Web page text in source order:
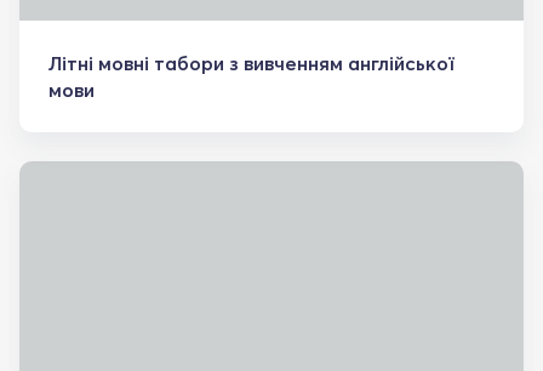
Літні мовні табори з вивченням англійської
мови